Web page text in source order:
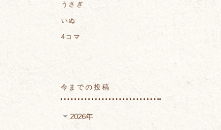
うさぎ
いぬ
4コマ
今までの投稿
2026年